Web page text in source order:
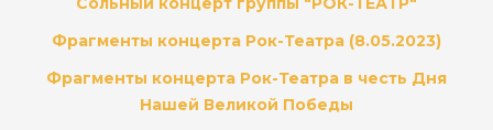
Фрагменты концерта Рок-Театра (8.05.2023)
Фрагменты концерта Рок-Театра в честь Дня
Нашей Великой Победы